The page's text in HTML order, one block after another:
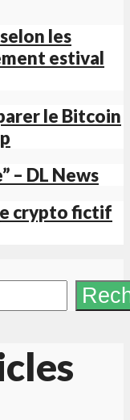
les
estival
le Bitcoin
– DL News
crypto fictif